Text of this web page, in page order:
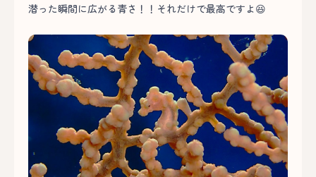
潜った瞬間に広がる青さ！！それだけで最高ですよ😆